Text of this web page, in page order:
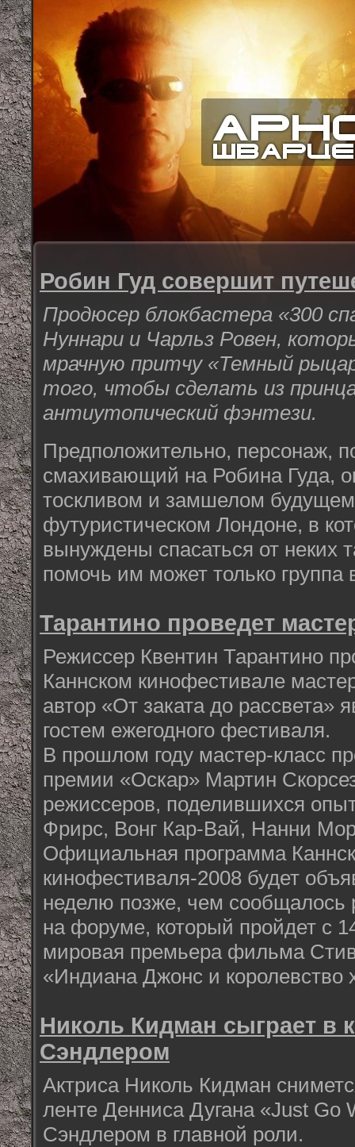
Робин Гуд совершит
Продюсер блокбастера «300
Нуннари и Чарльз Ровен,
мрачную притчу «Темный
того, чтобы сделать из
антиутопический фэнтези.
Предположительно, персонаж,
смахивающий на Робина Гуда,
тоскливом и замшелом
футуристическом Лондоне, в
вынуждены спасаться от неких
помочь им может только группа
Тарантино проведет
Режиссер Квентин Тарантино
Каннском кинофестивале
автор «От заката до рассвета»
гостем ежегодного фестиваля.
В прошлом году мастер-класс
премии «Оскар» Мартин
режиссеров, поделившихся
Фрирс, Вонг Кар-Вай, Нанни
Официальная программа
кинофестиваля-2008 будет
неделю позже, чем сообщалось
на форуме, который пройдет с
мировая премьера фильма
«Индиана Джонс и королевство
Николь Кидман сыграет в
Сэндлером
Актриса Николь Кидман
ленте Денниса Дугана «Just Go
Сэндлером в главной роли.